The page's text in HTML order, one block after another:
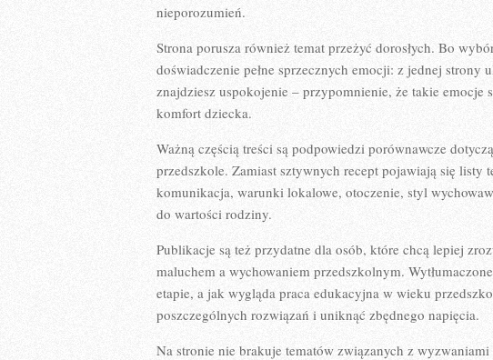
nieporozumień.
Strona porusza również temat przeżyć dorosłych. Bo
doświadczenie pełne sprzecznych emocji: z jednej
znajdziesz uspokojenie – przypomnienie, że takie emocje
komfort dziecka.
Ważną częścią treści są podpowiedzi porównawcze
przedszkole. Zamiast sztywnych recept pojawiają się listy
komunikacja, warunki lokalowe, otoczenie, styl
do wartości rodziny.
Publikacje są też przydatne dla osób, które chcą lepiej
maluchem a wychowaniem przedszkolnym.
etapie, a jak wygląda praca edukacyjna w wieku
poszczególnych rozwiązań i uniknąć zbędnego napięcia.
Na stronie nie brakuje tematów związanych z